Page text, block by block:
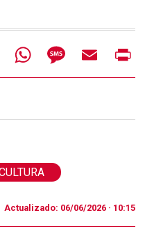
MeneameWhatsAppMessageEmail
Actualizado: 06/06/2026 · 10:15